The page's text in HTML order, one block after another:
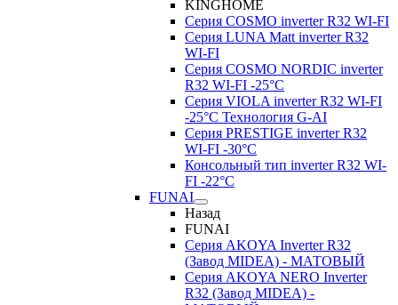
KINGHOME
Серия COSMO inverter R32 WI-FI
Серия LUNA Matt inverter R32
WI-FI
Серия COSMO NORDIC inverter
R32 WI-FI -25°C
Серия VIOLA inverter R32 WI-FI
-25°C Технология G-AI
Серия PRESTIGE inverter R32
WI-FI -30°C
Консольный тип inverter R32 WI-
FI -22°C
FUNAI
Назад
FUNAI
Серия AKOYA Inverter R32
(Завод MIDEA) - МАТОВЫЙ
Серия AKOYA NERO Inverter
R32 (Завод MIDEA) -